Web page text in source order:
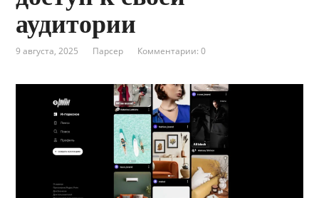
аудитории
9 августа, 2025 Парсер Комментарии: 0